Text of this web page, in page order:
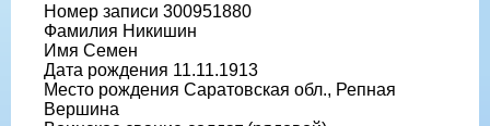
Номер записи 300951880
Фамилия Никишин
Имя Семен
Дата рождения 11.11.1913
Место рождения Саратовская обл., Репная
Вершина